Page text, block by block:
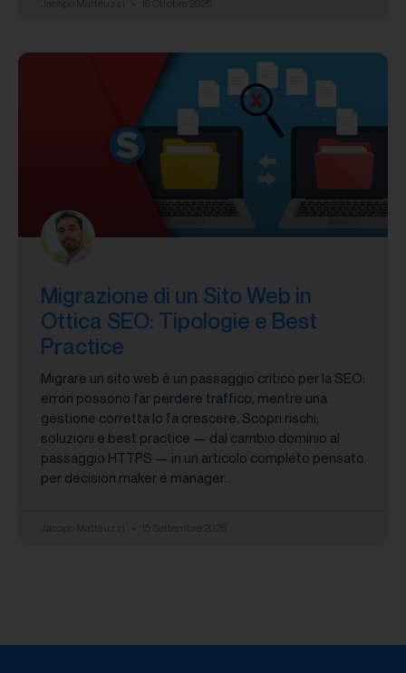
Migrazione di un Sito Web in
Ottica SEO: Tipologie e Best
Practice
Migrare un sito web è un passaggio critico per la SEO:
errori possono far perdere traffico, mentre una
gestione corretta lo fa crescere. Scopri rischi,
soluzioni e best practice — dal cambio dominio al
passaggio HTTPS — in un articolo completo pensato
per decision maker e manager.